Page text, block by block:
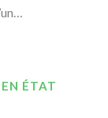
EN ÉTAT